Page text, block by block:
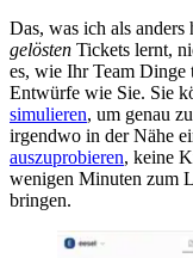
Das, was ich als anders
gelösten Tickets lernt,
es, wie Ihr Team Dinge
Entwürfe wie Sie. Sie
simulieren, um genau
irgendwo in der Nähe
auszuprobieren, keine
wenigen Minuten zum
bringen.